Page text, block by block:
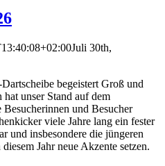
Juli 30th,
begeistert Groß und
unser Stand auf dem
und Besucher
viele Jahre lang ein fester
und insbesondere die jüngeren
Jahr neue Akzente setzen.